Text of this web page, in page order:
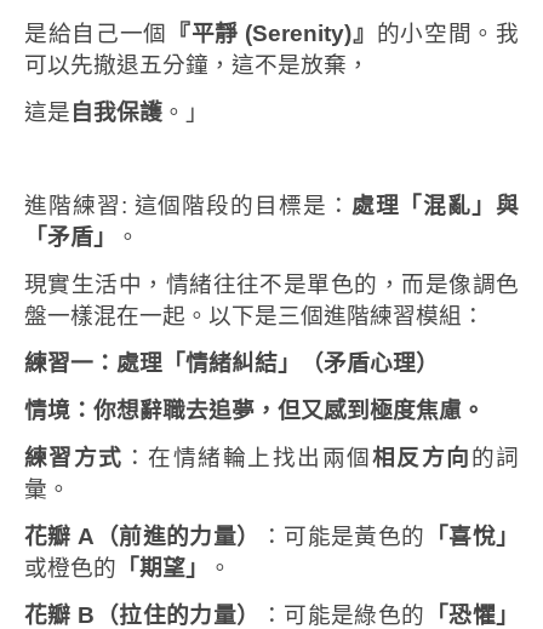
是給自己一個
『平靜 (Serenity)』 的小空間。我
可以先撤退五分鐘，這不是放棄，
這是自我保護 。」
進階練習: 這個階段的目標是： 處理「混亂」與
「矛盾」
。
現實生活中，情緒往往不是單色的，而是像調色
盤一樣混在一起。以下是三個進階練習模組：
練習一：處理「情緒糾結」（矛盾心理）
情境：你想辭職去追夢，但又感到極度焦慮。
練習方式 ：在情緒輪上找出兩個 相反方向的詞
彙。
花瓣 A （前進的力量） ：可能是黃色的 「喜悅」
或橙色的 「期望」
。
花瓣 B （拉住的力量） ：可能是綠色的 「恐懼」